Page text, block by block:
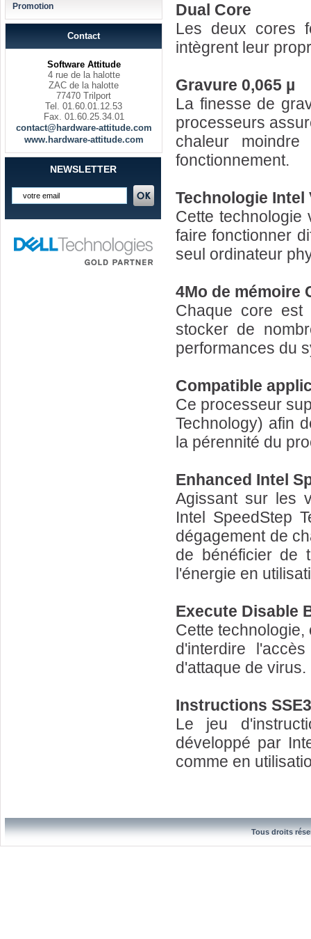
Promotion
Contact
Software Attitude
4 rue de la halotte
ZAC de la halotte
77470 Trilport
Tel. 01.60.01.12.53
Fax. 01.60.25.34.01
contact@hardware-attitude.com
www.hardware-attitude.com
NEWSLETTER
Dual Core
Les deux cores
intègrent leur
Gravure 0,065 µ
La finesse de
processeurs
chaleur
fonctionnement.
Technologie
Cette
faire fonctionner
seul ordinateur
4Mo de mémoire
Chaque core est
stocker de
performances du
Compatible
Ce processeur
Technology) afin
la pérennité du
Enhanced Intel
Agissant sur les
Intel SpeedStep
dégagement de
de bénéficier de
l'énergie en
Execute Disable
Cette
d'interdire
d'attaque de virus.
Instructions SSE3
Le jeu
développé par
comme en
Tous droits